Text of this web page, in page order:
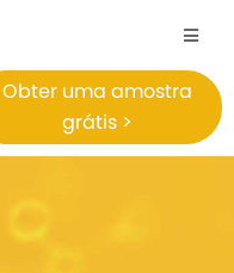
Obter uma amostra
grátis >